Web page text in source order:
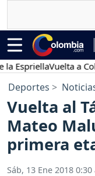
Vuelta a Colombia
Deportes
Vuelta al
Mateo
primera
Sáb, 13 Ene 2018 0:30